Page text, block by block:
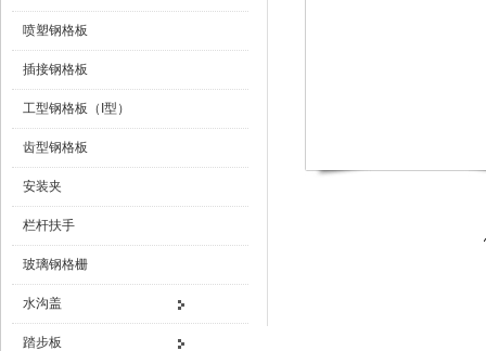
喷塑钢格板
插接钢格板
工型钢格板（I型）
齿型钢格板
安装夹
栏杆扶手
玻璃钢格栅
水沟盖
踏步板